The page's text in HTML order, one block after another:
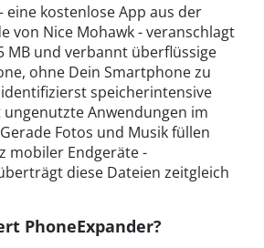
eine kostenlose App aus der
von Nice Mohawk - veranschlagt
MB und verbannt überflüssige
ohne Dein Smartphone zu
speicherintensive
Anwendungen im
Fotos und Musik füllen
mobiler Endgeräte -
diese Dateien zeitgleich
PhoneExpander?